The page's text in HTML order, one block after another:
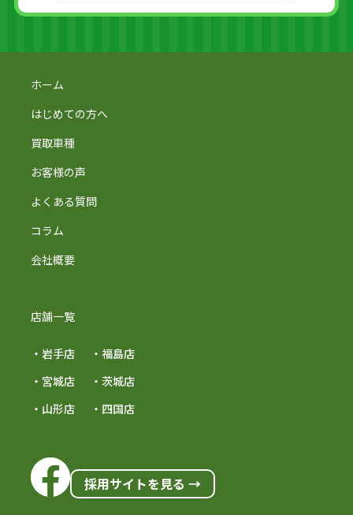
ホーム
はじめての方へ
買取車種
お客様の声
よくある質問
コラム
会社概要
店舗一覧
・岩手店
・宮城店
・山形店
・福島店
・茨城店
・四国店
採用サイトを見る →